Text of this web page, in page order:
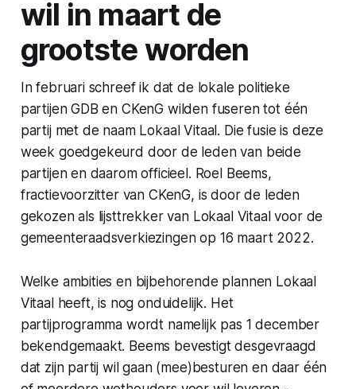
wil in maart de
grootste worden
In februari schreef ik dat de lokale politieke
partijen GDB en CKenG wilden fuseren tot één
partij met de naam Lokaal Vitaal. Die fusie is deze
week goedgekeurd door de leden van beide
partijen en daarom officieel. Roel Beems,
fractievoorzitter van CKenG, is door de leden
gekozen als lijsttrekker van Lokaal Vitaal voor de
gemeenteraadsverkiezingen op 16 maart 2022.
Welke ambities en bijbehorende plannen Lokaal
Vitaal heeft, is nog onduidelijk. Het
partijprogramma wordt namelijk pas 1 december
bekendgemaakt. Beems bevestigt desgevraagd
dat zijn partij wil gaan (mee)besturen en daar één